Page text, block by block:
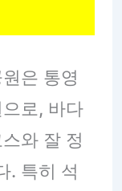
은 통영
로, 바다
와 잘 정
. 특히 석